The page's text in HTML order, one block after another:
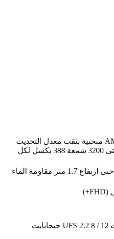
178 جرام AMOLED منحنية بثقب معدل التحديث
120Hz السطوع حتى 3200 شمعة 388 بكسل لكل
مقاومة الصدمات حتى ارتفاع 1.7 متر مقاومة الماء
256 / 512 جيجابايت UFS 2.2 8 / 12 جيجابايت